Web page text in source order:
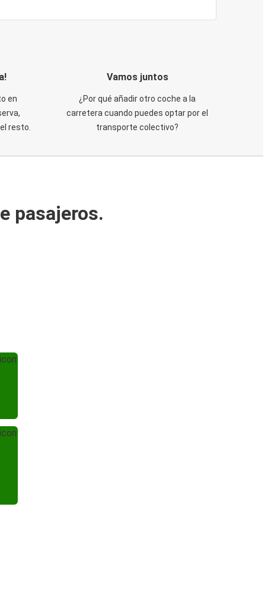
en
resto.
Vamos juntos
¿Por qué añadir otro coche a la
carretera cuando puedes optar por el
transporte colectivo?
pasajeros.